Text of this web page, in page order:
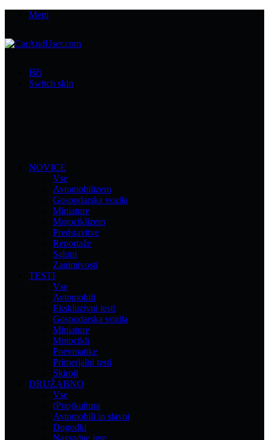
Meni
Išči
Switch skin
NOVICE
Vse
Avtomobilizem
Gospodarska vozila
Miniature
Motociklizem
Predstavitve
Reportaže
Saloni
Zanimivosti
TESTI
Vse
Avtomobili
Ekskluzivni testi
Gospodarska vozila
Miniature
Motocikli
Pnevmatike
Primerjalni testi
Skiroji
DRUŽABNO
Vse
(Pop)kultura
Avtomobili in slavni
Dogodki
Nagradne igre